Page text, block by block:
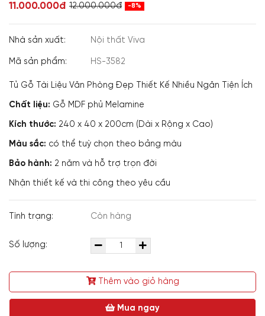
11.000.000đ 12.000.000đ -8%
Nhà sản xuất: Nội thất Viva
Mã sản phẩm: HS-3582
Tủ Gỗ Tài Liệu Văn Phòng Đẹp Thiết Kế Nhiều Ngăn Tiện Ích
Chất liệu: Gỗ MDF phủ Melamine
Kích thước: 240 x 40 x 200cm (Dài x Rộng x Cao)
Màu sắc: có thể tuỳ chọn theo bảng màu
Bảo hành: 2 năm và hỗ trợ trọn đời
Nhận thiết kế và thi công theo yêu cầu
Tình trạng: Còn hàng
Số lượng:
Thêm vào giỏ hàng
Mua ngay